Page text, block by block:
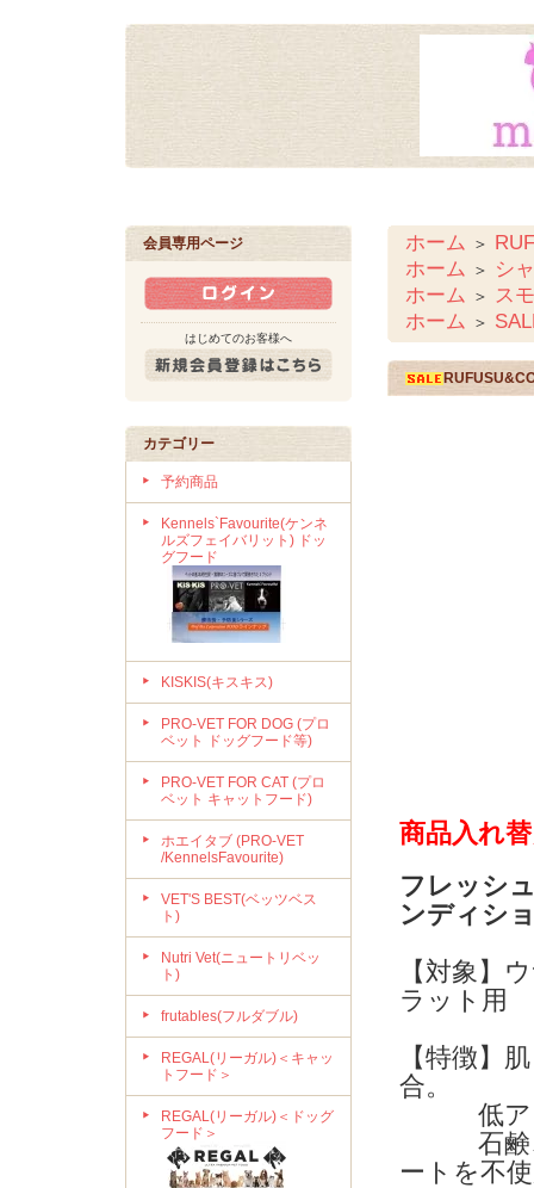
会員専用ページ
はじめてのお客様へ
カテゴリー
予約商品
Kennels`Favourite(ケンネ
ルズフェイバリット) ドッ
グフード
KISKIS(キスキス)
PRO-VET FOR DOG (プロ
ベット ドッグフード等)
PRO-VET FOR CAT (プロ
ベット キャットフード)
ホエイタブ (PRO-VET
/KennelsFavourite)
VET'S BEST(ベッツベス
ト)
Nutri Vet(ニュートリベッ
ト)
frutables(フルダブル)
REGAL(リーガル)＜キャッ
トフード＞
REGAL(リーガル)＜ドッグ
フード＞
ホーム ＞
ホーム ＞
シ
ホーム ＞ ス
ホーム ＞
商品入れ
フレッシ
ンディシ
【対象】
ラット用
【特徴】
合。
低アレ
石鹸、
ートを不